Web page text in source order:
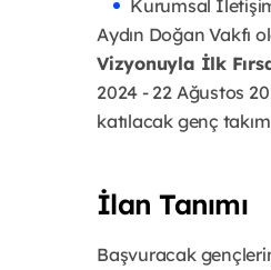
Kurumsal
Aydın Doğan Vakfı
Vizyonuyla İlk
2024 - 22 Ağustos
katılacak genç
İlan Tanımı
Başvuracak